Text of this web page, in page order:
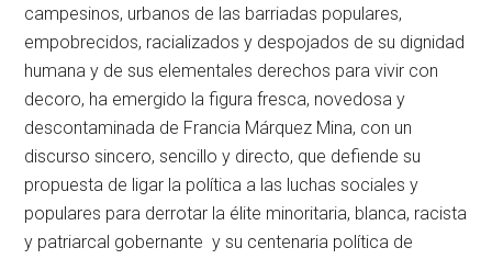
campesinos, urbanos de las barriadas populares,
empobrecidos, racializados y despojados de su dignidad
humana y de sus elementales derechos para vivir con
decoro, ha emergido la figura fresca, novedosa y
descontaminada de Francia Márquez Mina, con un
discurso sincero, sencillo y directo, que defiende su
propuesta de ligar la política a las luchas sociales y
populares para derrotar la élite minoritaria, blanca, racista
y patriarcal gobernante y su centenaria política de